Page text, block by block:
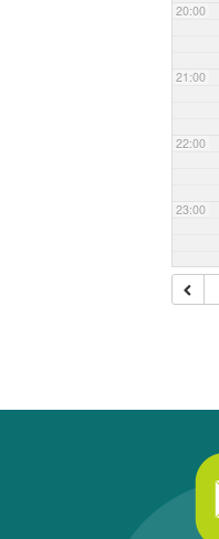
20:00
21:00
22:00
23:00